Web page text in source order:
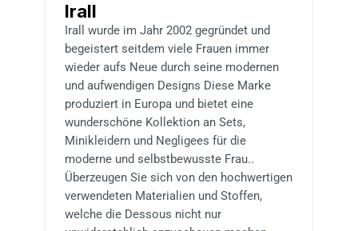
Irall
Irall wurde im Jahr 2002 gegründet und
begeistert seitdem viele Frauen immer
wieder aufs Neue durch seine modernen
und aufwendigen Designs Diese Marke
produziert in Europa und bietet eine
wunderschöne Kollektion an Sets,
Minikleidern und Negligees für die
moderne und selbstbewusste Frau..
Überzeugen Sie sich von den hochwertigen
verwendeten Materialien und Stoffen,
welche die Dessous nicht nur